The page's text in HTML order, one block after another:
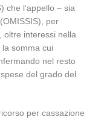
che l’appello – sia
per
oltre interessi nella
somma cui
nel resto
del grado del
per cassazione